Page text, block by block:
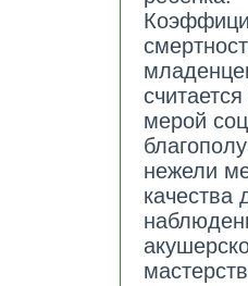
мерой
нежели
качества